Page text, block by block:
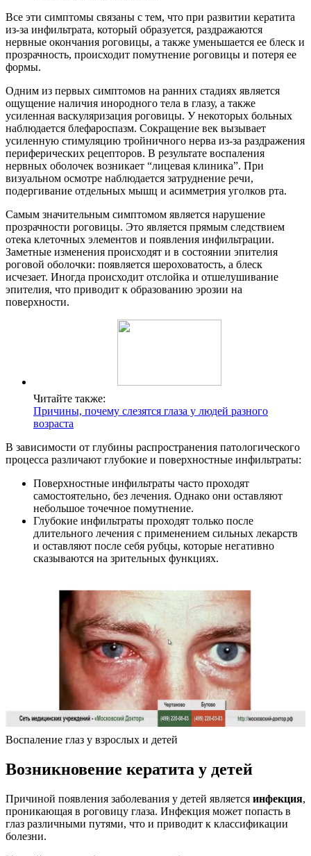
Все эти симптомы связаны с тем, что при развитии кератита
из-за инфильтрата, который образуется, раздражаются
нервные окончания роговицы, а также уменьшается ее блеск и
прозрачность, происходит помутнение роговицы и потеря ее
формы.
Одним из первых симптомов на ранних стадиях является
ощущение наличия инородного тела в глазу, а также
усиленная васкуляризация роговицы. У некоторых больных
наблюдается блефароспазм. Сокращение век вызывает
усиленную стимуляцию тройничного нерва из-за раздражения
периферических рецепторов. В результате воспаления
нервных оболочек возникает “лицевая клиника”. При
визуальном осмотре наблюдается затруднение речи,
подергивание отдельных мышц и асимметрия уголков рта.
Самым значительным симптомом является нарушение
прозрачности роговицы. Это является прямым следствием
отека клеточных элементов и появления инфильтрации.
Заметные изменения происходят и в состоянии эпителия
роговой оболочки: появляется шероховатость, а блеск
исчезает. Иногда происходит отслойка и отшелушивание
эпителия, что приводит к образованию эрозии на
поверхности.
Читайте также:
Причины, почему слезятся глаза у людей разного
возраста
В зависимости от глубины распространения патологического
процесса различают глубокие и поверхностные инфильтраты:
Поверхностные инфильтраты часто проходят
самостоятельно, без лечения. Однако они оставляют
небольшое точечное помутнение.
Глубокие инфильтраты проходят только после
длительного лечения с применением сильных лекарств
и оставляют после себя рубцы, которые негативно
сказываются на зрительных функциях.
Воспаление глаз у взрослых и детей
Возникновение кератита у детей
Причиной появления заболевания у детей является инфекция,
проникающая в роговицу глаза. Инфекция может попасть в
глаз различными путями, что и приводит к классификации
болезни.